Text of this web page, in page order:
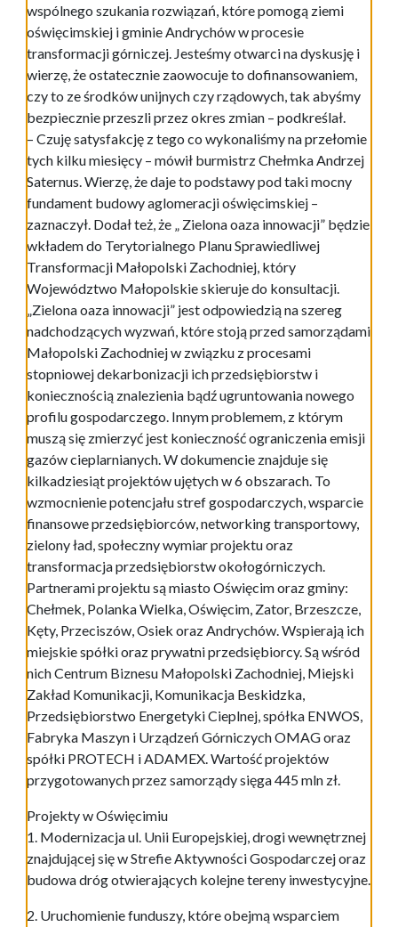
wspólnego szukania rozwiązań, które pomogą ziemi
oświęcimskiej i gminie Andrychów w procesie
transformacji górniczej. Jesteśmy otwarci na dyskusję i
wierzę, że ostatecznie zaowocuje to dofinansowaniem,
czy to ze środków unijnych czy rządowych, tak abyśmy
bezpiecznie przeszli przez okres zmian – podkreślał.
– Czuję satysfakcję z tego co wykonaliśmy na przełomie
tych kilku miesięcy – mówił burmistrz Chełmka Andrzej
Saternus. Wierzę, że daje to podstawy pod taki mocny
fundament budowy aglomeracji oświęcimskiej –
zaznaczył. Dodał też, że „ Zielona oaza innowacji” będzie
wkładem do Terytorialnego Planu Sprawiedliwej
Transformacji Małopolski Zachodniej, który
Województwo Małopolskie skieruje do konsultacji.
„Zielona oaza innowacji” jest odpowiedzią na szereg
nadchodzących wyzwań, które stoją przed samorządami
Małopolski Zachodniej w związku z procesami
stopniowej dekarbonizacji ich przedsiębiorstw i
koniecznością znalezienia bądź ugruntowania nowego
profilu gospodarczego. Innym problemem, z którym
muszą się zmierzyć jest konieczność ograniczenia emisji
gazów cieplarnianych. W dokumencie znajduje się
kilkadziesiąt projektów ujętych w 6 obszarach. To
wzmocnienie potencjału stref gospodarczych, wsparcie
finansowe przedsiębiorców, networking transportowy,
zielony ład, społeczny wymiar projektu oraz
transformacja przedsiębiorstw okołogórniczych.
Partnerami projektu są miasto Oświęcim oraz gminy:
Chełmek, Polanka Wielka, Oświęcim, Zator, Brzeszcze,
Kęty, Przeciszów, Osiek oraz Andrychów. Wspierają ich
miejskie spółki oraz prywatni przedsiębiorcy. Są wśród
nich Centrum Biznesu Małopolski Zachodniej, Miejski
Zakład Komunikacji, Komunikacja Beskidzka,
Przedsiębiorstwo Energetyki Cieplnej, spółka ENWOS,
Fabryka Maszyn i Urządzeń Górniczych OMAG oraz
spółki PROTECH i ADAMEX. Wartość projektów
przygotowanych przez samorządy sięga 445 mln zł.
Projekty w Oświęcimiu
1. Modernizacja ul. Unii Europejskiej, drogi wewnętrznej
znajdującej się w Strefie Aktywności Gospodarczej oraz
budowa dróg otwierających kolejne tereny inwestycyjne.
2. Uruchomienie funduszy, które obejmą wsparciem